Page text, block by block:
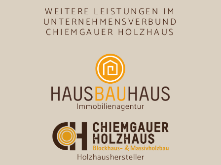
WEITERE LEISTUNGEN IM
UNTERNEHMENSVERBUND
CHIEMGAUER HOLZHAUS
Immobilienagentur
Holzhaushersteller